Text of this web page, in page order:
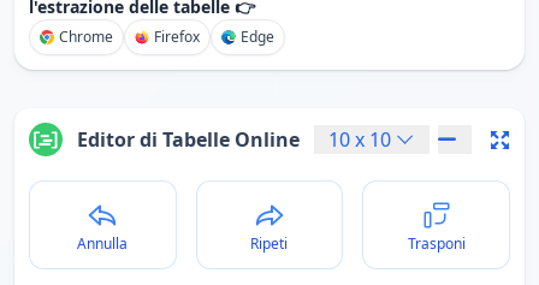
l'estrazione delle tabelle 👉
Chrome Firefox Edge
Editor di Tabelle Online 10x 10
Annulla Ripeti Trasponi